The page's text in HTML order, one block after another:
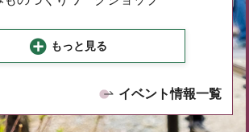
もっと見る
イベント情報一覧